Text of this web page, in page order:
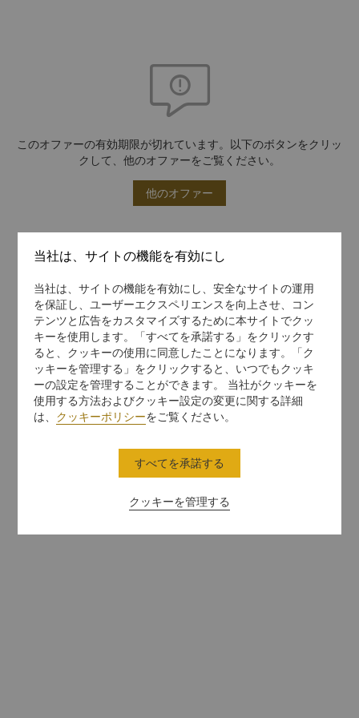
このオファーの有効期限が切れています。以下のボタンをクリッ
クして、他のオファーをご覧ください。
他のオファー
当社は、サイトの機能を有効にし
当社は、サイトの機能を有効にし、安全なサイトの運用
を保証し、ユーザーエクスペリエンスを向上させ、コン
テンツと広告をカスタマイズするために本サイトでクッ
キーを使用します。「すべてを承諾する」をクリックす
ると、クッキーの使用に同意したことになります。「ク
ッキーを管理する」をクリックすると、いつでもクッキ
ーの設定を管理することができます。 当社がクッキーを
使用する方法およびクッキー設定の変更に関する詳細
は、 クッキーポリシーをご覧ください。
クッキーを管理する
すべてを承諾する